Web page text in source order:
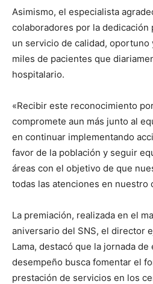
Asimismo, el especialista
colaboradores por la
un servicio de calidad, oportuno
miles de pacientes que
hospitalario.
«Recibir este reconocimiento
compromete aun más junto al
en continuar implementando
favor de la población y seguir
áreas con el objetivo de que
todas las atenciones en nuestro
La premiación, realizada en el
aniversario del SNS, el director
Lama, destacó que la jornada de
desempeño busca fomentar el
prestación de servicios en los